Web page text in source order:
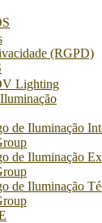
(RGPD)
Lighting
de Iluminação
de Iluminação
de Iluminação